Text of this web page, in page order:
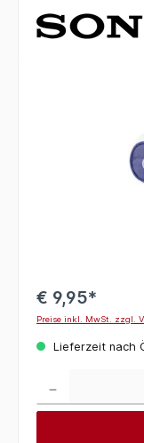
€ 9,95*
Preise inkl. MwSt. zzgl.
Lieferzeit nach